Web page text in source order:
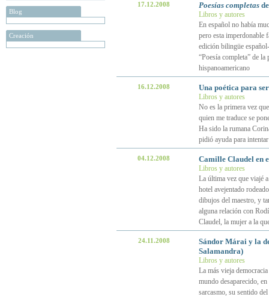
Blog
Creación
17.12.2008 Poesías completas
Libros y autores
En español no había
pero esta imperdonable
edición bilingüe
“Poesía completa” de
hispanoamericano
16.12.2008 Una poética para
Libros y autores
No es la primera vez
quien me traduce se
Ha sido la rumana
pidió ayuda para
04.12.2008 Camille Claudel en
Libros y autores
La última vez que viajé
hotel avejentado
dibujos del maestro, y
alguna relación con
Claudel, la mujer a la
24.11.2008
Sándor Márai y la
Salamandra)
Libros y autores
La más vieja
mundo desaparecido,
sarcasmo, su sentido